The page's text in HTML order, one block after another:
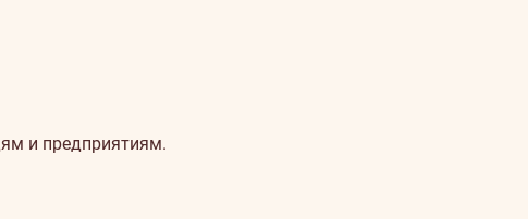
и предприятиям.